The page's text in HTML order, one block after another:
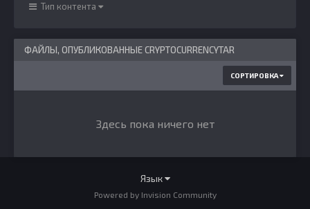
Тип контента
ФАЙЛЫ, ОПУБЛИКОВАННЫЕ CRYPTOCURRENCYTAR
СОРТИРОВКА
Здесь пока ничего нет
Язык
Powered by Invision Community